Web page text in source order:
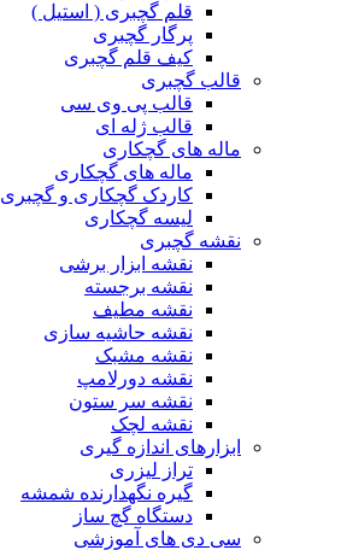
قلم گچبری ( استیل )
پرگار گچبری
کیف قلم گچبری
قالب گچبری
قالب پی وی سی
قالب ژله ای
ماله های گچکاری
ماله های گچکاری
کاردک گچکاری و گچبری
لیسه گچکاری
نقشه گچبری
نقشه ابزار برشی
نقشه برجسته
نقشه مطیف
نقشه حاشیه سازی
نقشه مشبک
نقشه دورلامپ
نقشه سر ستون
نقشه لچک
ابزارهای اندازه گیری
تراز لیزری
گیره نگهدارنده شمشه
دستگاه گچ ساز
سی دی های آموزشی